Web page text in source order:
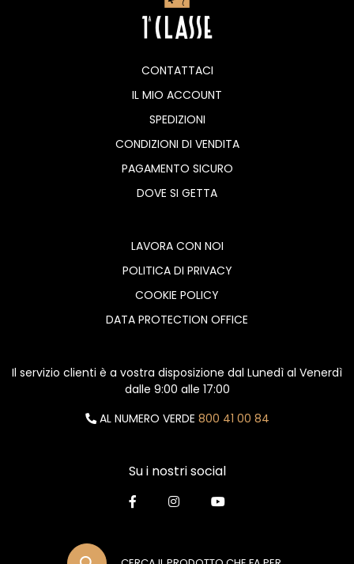
CONTATTACI
IL MIO ACCOUNT
SPEDIZIONI
CONDIZIONI DI VENDITA
PAGAMENTO SICURO
DOVE SI GETTA
LAVORA CON NOI
POLITICA DI PRIVACY
COOKIE POLICY
DATA PROTECTION OFFICE
Il servizio clienti è a vostra disposizione dal Lunedì al Venerdì
dalle 9:00 alle 17:00
AL NUMERO VERDE 800 41 00 84
Su i nostri social